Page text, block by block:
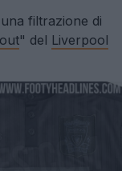
filtrazione di
" del Liverpool